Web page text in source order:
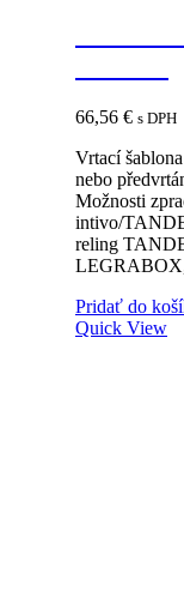
66,56 € s DPH
Vrtací
nebo
Možnosti
intivo/
reling
Pridať do
Quick View